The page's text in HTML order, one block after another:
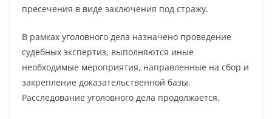
пресечения в виде заключения под стражу.
В рамках уголовного дела назначено проведение
судебных экспертиз, выполняются иные
необходимые мероприятия, направленные на сбор и
закрепление доказательственной базы.
Расследование уголовного дела продолжается.